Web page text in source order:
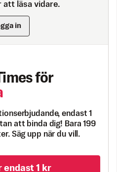
att läsa vidare.
in
för
endast 1
att binda dig! Bara 199
Säg upp när du vill.
endast 1 kr